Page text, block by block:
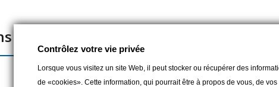
Pour
la même catégorie :
Contrôlez votre vie privée
Lorsque vous visitez un site Web, il peut stocker ou récupérer des
de «cookies». Cette information, qui pourrait être à propos de vous, de